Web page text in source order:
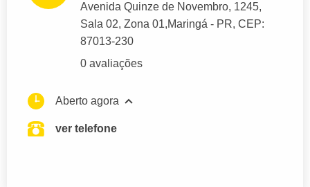
Avenida Quinze de Novembro, 1245,
Sala 02, Zona 01,Maringá - PR, CEP:
87013-230
0 avaliações
Aberto agora
ver telefone